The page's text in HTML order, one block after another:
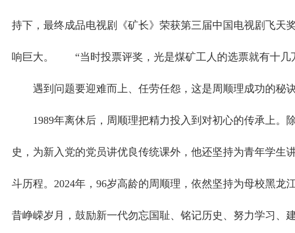
持下，最终成品电视剧《矿长》荣获第三届中国电视剧飞天
响巨大。 “当时投票评奖，光是煤矿工人的选票就有十几
遇到问题要迎难而上、任劳任怨，这是周顺理成功的秘诀
1989年离休后，周顺理把精力投入到对初心的传承上。
史，为新入党的党员讲优良传统课外，他还坚持为青年学
斗历程。2024年，96岁高龄的周顺理，依然坚持为母校黑
昔峥嵘岁月，鼓励新一代勿忘国耻、铭记历史、努力学习、建